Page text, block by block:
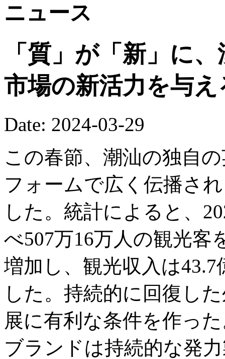
ニュース
「質」が「新」に
市場の新活力を与
Date: 2024-03-29
この春節、潮汕の独自
フォームで広く伝播さ
した。統計によると、
べ507万16万人の観光客
増加し、観光収入は
した。持続的に回復し
展に有利な条件を作っ
ブランドは持続的な発